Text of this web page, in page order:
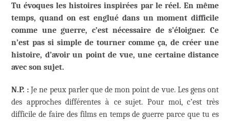
Tu évoques les histoires inspirées par le réel. En même
temps, quand on est englué dans un moment difficile
comme une guerre, c’est nécessaire de s’éloigner. Ce
n’est pas si simple de tourner comme ça, de créer une
histoire, d’avoir un point de vue, une certaine distance
avec son sujet.
N.P. : Je ne peux parler que de mon point de vue. Les gens ont
des approches différentes à ce sujet. Pour moi, c’est très
difficile de faire des films en temps de guerre parce que tu es